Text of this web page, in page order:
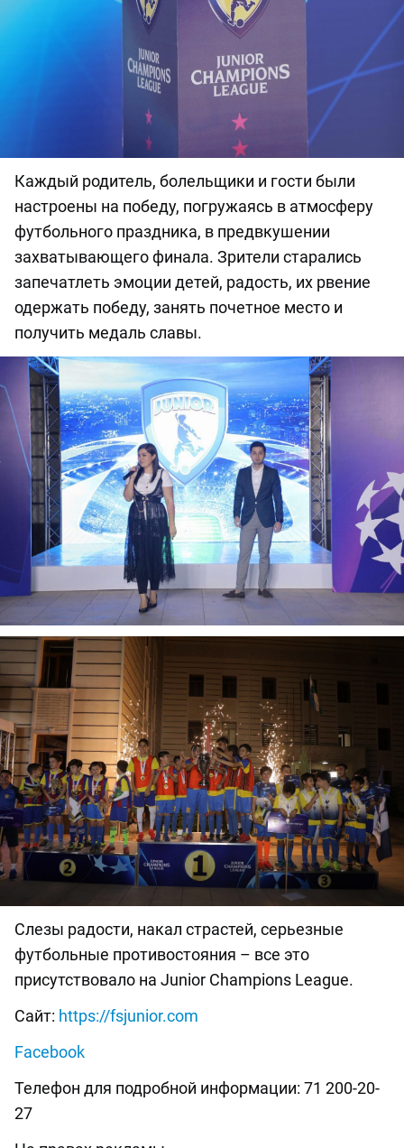
Каждый родитель, болельщики и гости были
настроены на победу, погружаясь в атмосферу
футбольного праздника, в предвкушении
захватывающего финала. Зрители старались
запечатлеть эмоции детей, радость, их рвение
одержать победу, занять почетное место и
получить медаль славы.
Слезы радости, накал страстей, серьезные
футбольные противостояния – все это
присутствовало на Junior Champions League.
Сайт: https://fsjunior.com
Facebook
Телефон для подробной информации: 71 200-20-
27